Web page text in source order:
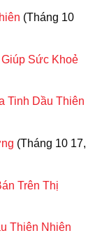
(Tháng 10
Sức Khoẻ
Tinh Dầu Thiên
(Tháng 10 17,
Trên Thị
Thiên Nhiên